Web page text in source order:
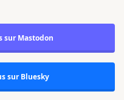
sur Mastodon
sur Bluesky